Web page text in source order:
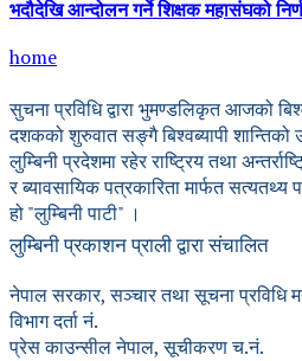
भदौदेखि आन्दोलन गर्ने शिक्षक महासंघको
home
सुचना प्रविधि द्वारा भुमण्डलिकृत आजको
दशकको शुरुवात सङ्गै बिश्वब्यापी
लुम्बिनी प्रदेशमा रहेर राष्ट्रिय तथा
र ब्यावसायिक पत्रकारिता मार्फत सत्यतथ्य
हो "लुम्बिनी पाटी" ।
लुम्बिनी प्रकाशन प्राली द्वारा संचालित
नेपाल सरकार, सञ्चार तथा सूचना प्रविधि
विभाग दर्ता नं.
प्रेस काउन्सील नेपाल, सूचीकरण च.नं.